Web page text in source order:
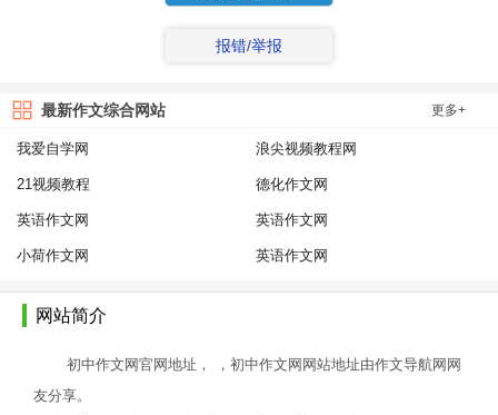
报错/举报
最新作文综合网站 更多+
我爱自学网 浪尖视频教程网
21视频教程 德化作文网
英语作文网 英语作文网
小荷作文网 英语作文网
网站简介
初中作文网官网地址， ，初中作文网网站地址由作文导航网网
友分享。